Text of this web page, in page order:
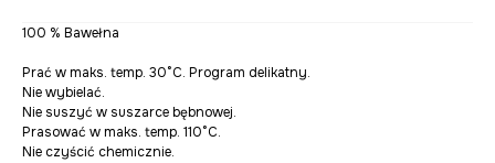
100 % Bawełna
Prać w maks. temp. 30°C. Program delikatny.
Nie wybielać.
Nie suszyć w suszarce bębnowej.
Prasować w maks. temp. 110°C.
Nie czyścić chemicznie.